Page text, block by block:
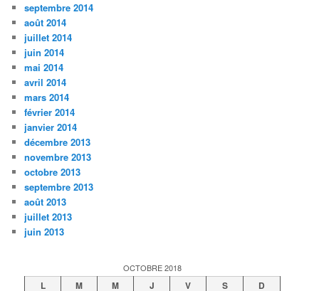
septembre 2014
août 2014
juillet 2014
juin 2014
mai 2014
avril 2014
mars 2014
février 2014
janvier 2014
décembre 2013
novembre 2013
octobre 2013
septembre 2013
août 2013
juillet 2013
juin 2013
OCTOBRE 2018
L M M J V S D